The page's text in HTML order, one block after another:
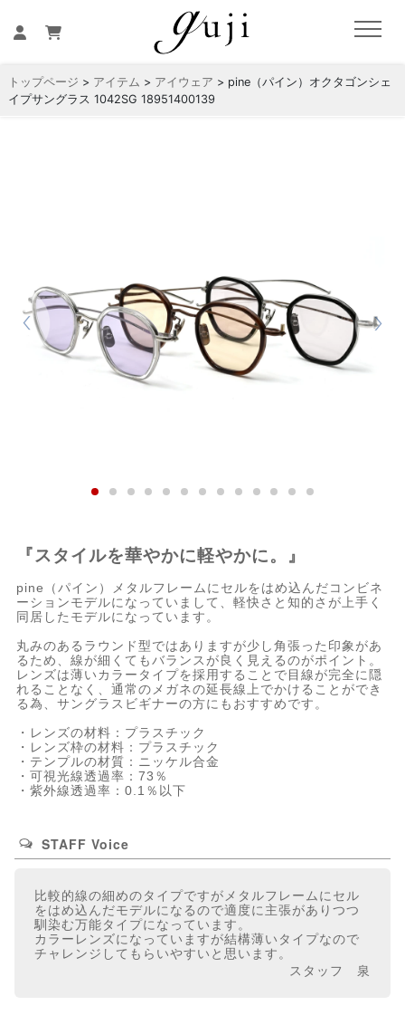
トップページ > アイテム > アイウェア > pine（パイン）オクタゴンシェ
イプサングラス 1042SG 18951400139
『スタイルを華やかに軽やかに。』
pine（パイン）メタルフレームにセルをはめ込んだコンビネ
ーションモデルになっていまして、軽快さと知的さが上手く
同居したモデルになっています。
丸みのあるラウンド型ではありますが少し角張った印象があ
るため、線が細くてもバランスが良く見えるのがポイント。
レンズは薄いカラータイプを採用することで目線が完全に隠
れることなく、通常のメガネの延長線上でかけることができ
る為、サングラスビギナーの方にもおすすめです。
・レンズの材料：プラスチック
・レンズ枠の材料：プラスチック
・テンプルの材質：ニッケル合金
・可視光線透過率：73％
・紫外線透過率：0.1％以下
STAFF Voice
比較的線の細めのタイプですがメタルフレームにセル
をはめ込んだモデルになるので適度に主張がありつつ
馴染む万能タイプになっています。
カラーレンズになっていますが結構薄いタイプなので
チャレンジしてもらいやすいと思います。
スタッフ 泉